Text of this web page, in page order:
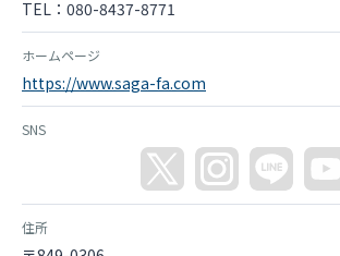
TEL：080-8437-8771
ホームページ
https://www.saga-fa.com
SNS
住所